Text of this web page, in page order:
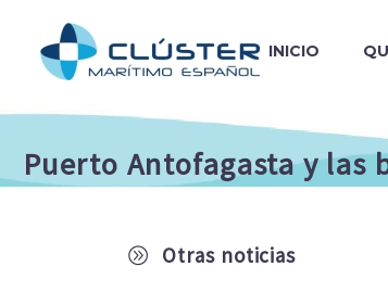
INICIO
Puerto Antofagasta y las
A Otras noticias